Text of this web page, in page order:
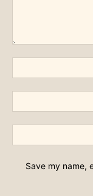
Save my name,